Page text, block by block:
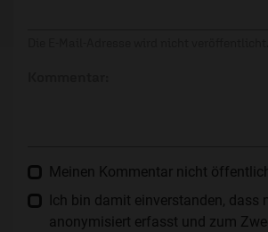
Meinen Kommentar nicht
Ich bin damit einverstanden, dass
anonymisiert erfasst und zum